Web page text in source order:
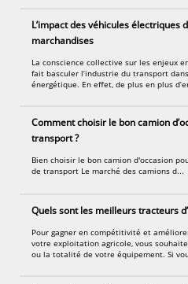
L’impact des véhicules électriques
marchandises
La conscience collective sur les enjeux
fait basculer l’industrie du transport
énergétique. En effet, de plus en plus
Comment choisir le bon camion
transport ?
Bien choisir le bon camion d'occasion
de transport Le marché des camions d...
Quels sont les meilleurs tracteurs
Pour gagner en compétitivité et
votre exploitation agricole, vous
ou la totalité de votre équipement. Si